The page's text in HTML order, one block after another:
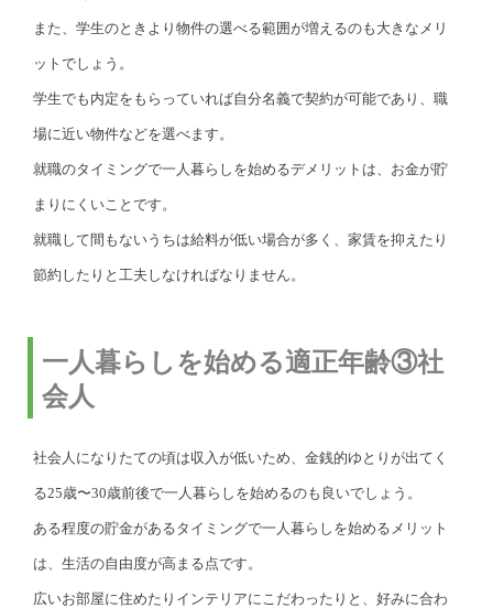
また、学生のときより物件の選べる範囲が増えるのも大きなメリ
ットでしょう。
学生でも内定をもらっていれば自分名義で契約が可能であり、職
場に近い物件などを選べます。
就職のタイミングで一人暮らしを始めるデメリットは、お金が貯
まりにくいことです。
就職して間もないうちは給料が低い場合が多く、家賃を抑えたり
節約したりと工夫しなければなりません。
一人暮らしを始める適正年齢③社
会人
社会人になりたての頃は収入が低いため、金銭的ゆとりが出てく
る25歳〜30歳前後で一人暮らしを始めるのも良いでしょう。
ある程度の貯金があるタイミングで一人暮らしを始めるメリット
は、生活の自由度が高まる点です。
広いお部屋に住めたりインテリアにこだわったりと、好みに合わ